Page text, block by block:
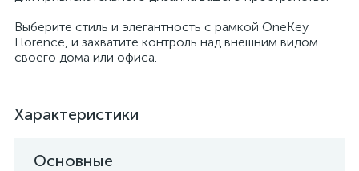
Выберите стиль и элегантность с рамкой OneKey
Florence, и захватите контроль над внешним видом
своего дома или офиса.
Характеристики
Основные